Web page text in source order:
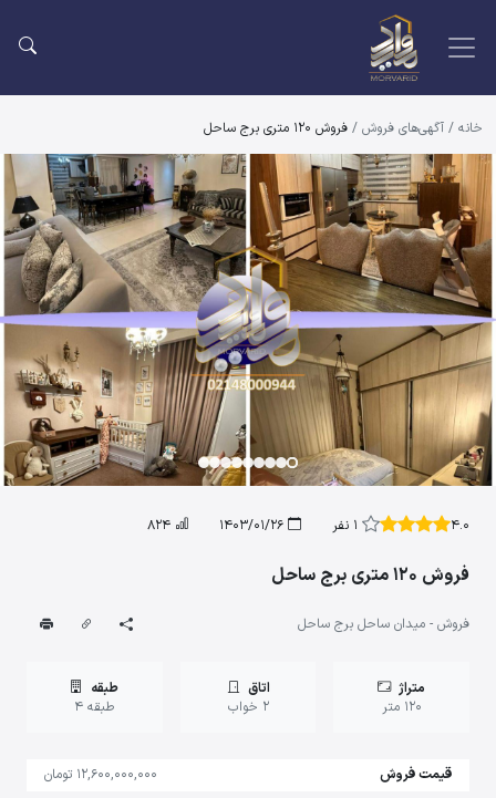
خانه / آگهی‌های فروش / فروش 120 متری برج ساحل
4.0 1 نفر
فروش 120 متری برج ساحل
فروش - میدان ساحل برج ساحل
متراژ
120 متر
اتاق
2 خواب
طبقه
طبقه 4
قیمت فروش 12,600,000,000 تومان